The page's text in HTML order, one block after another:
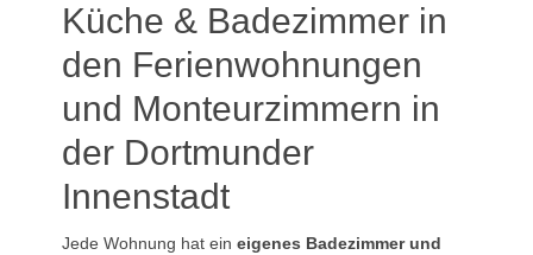
Küche & Badezimmer in
den Ferienwohnungen
und Monteurzimmern in
der Dortmunder
Innenstadt
Jede Wohnung hat eineigenes Badezimmer und